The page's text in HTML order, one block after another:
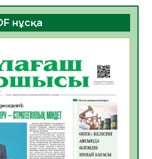
32 0
– БОЛАШАҚҚА
ТАҢДАУ
қарсы иммундау
35
33
нұсқа